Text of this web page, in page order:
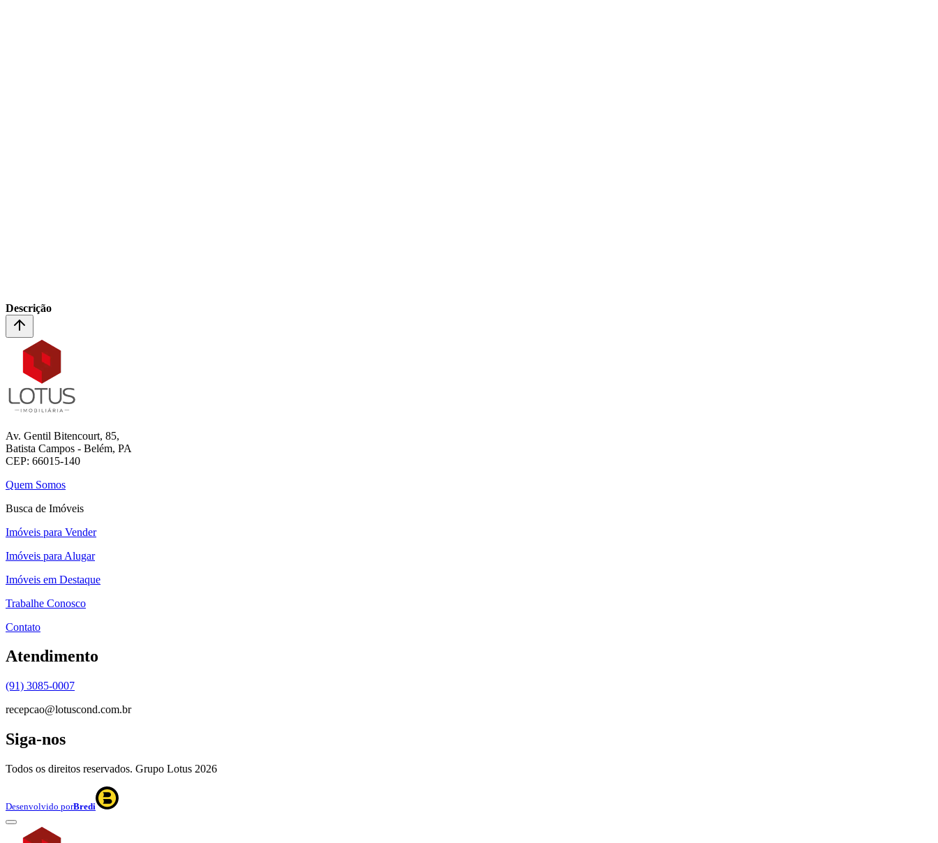
Descrição
Av. Gentil Bitencourt, 85,
Batista Campos - Belém, PA
CEP: 66015-140
Quem Somos
Busca de Imóveis
Imóveis para Vender
Imóveis para Alugar
Imóveis em Destaque
Trabalhe Conosco
Contato
Atendimento
(91) 3085-0007
recepcao@lotuscond.com.br
Siga-nos
Todos os direitos reservados. Grupo Lotus 2026
Desenvolvido porBredi